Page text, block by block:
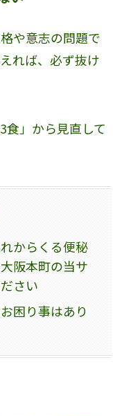
や意志の問題で
れば、必ず抜け
食」から見直して
からくる便秘
阪本町の当サ
さい
困り事はあり